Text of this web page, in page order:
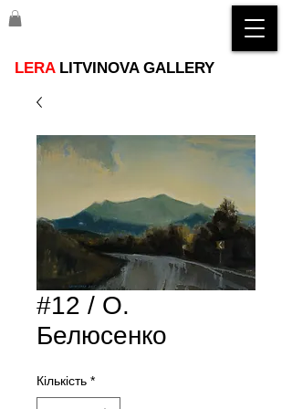
LERA LITVINOVA GALLERY
#12 / О.
Белюсенко
Кількість *